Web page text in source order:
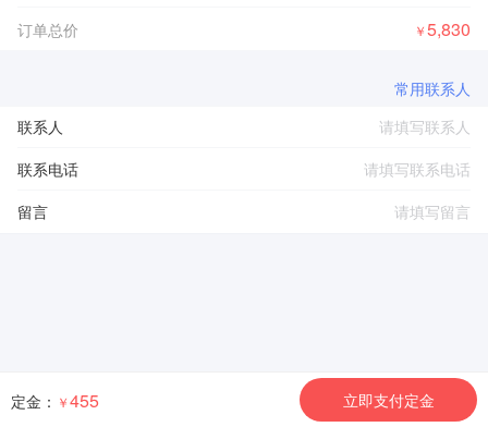
订单总价 ￥5,830
常用联系人
联系人
联系电话
留言
定金： ￥455 立即支付定金